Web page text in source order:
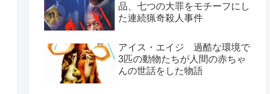
品、七つの大罪をモチーフにし
た連続猟奇殺人事件
アイス・エイジ 過酷な環境で
3匹の動物たちが人間の赤ちゃ
んの世話をした物語